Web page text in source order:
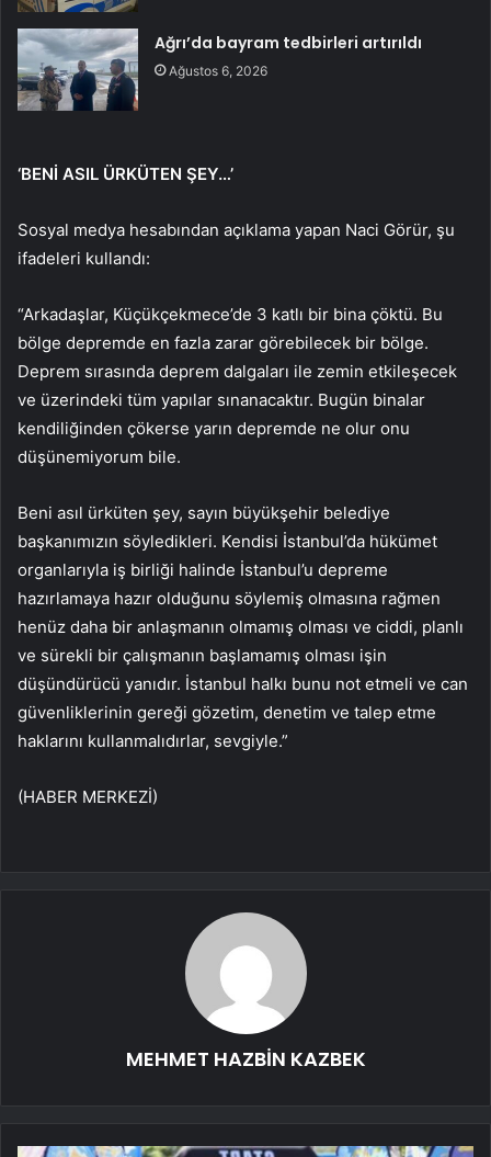
Ağrı’da bayram tedbirleri artırıldı
Ağustos 6, 2026
‘BENİ ASIL ÜRKÜTEN ŞEY…’
Sosyal medya hesabından açıklama yapan Naci Görür, şu
ifadeleri kullandı:
“Arkadaşlar, Küçükçekmece’de 3 katlı bir bina çöktü. Bu
bölge depremde en fazla zarar görebilecek bir bölge.
Deprem sırasında deprem dalgaları ile zemin etkileşecek
ve üzerindeki tüm yapılar sınanacaktır. Bugün binalar
kendiliğinden çökerse yarın depremde ne olur onu
düşünemiyorum bile.
Beni asıl ürküten şey, sayın büyükşehir belediye
başkanımızın söyledikleri. Kendisi İstanbul’da hükümet
organlarıyla iş birliği halinde İstanbul’u depreme
hazırlamaya hazır olduğunu söylemiş olmasına rağmen
henüz daha bir anlaşmanın olmamış olması ve ciddi, planlı
ve sürekli bir çalışmanın başlamamış olması işin
düşündürücü yanıdır. İstanbul halkı bunu not etmeli ve can
güvenliklerinin gereği gözetim, denetim ve talep etme
haklarını kullanmalıdırlar, sevgiyle.”
(HABER MERKEZİ)
MEHMET HAZBİN KAZBEK